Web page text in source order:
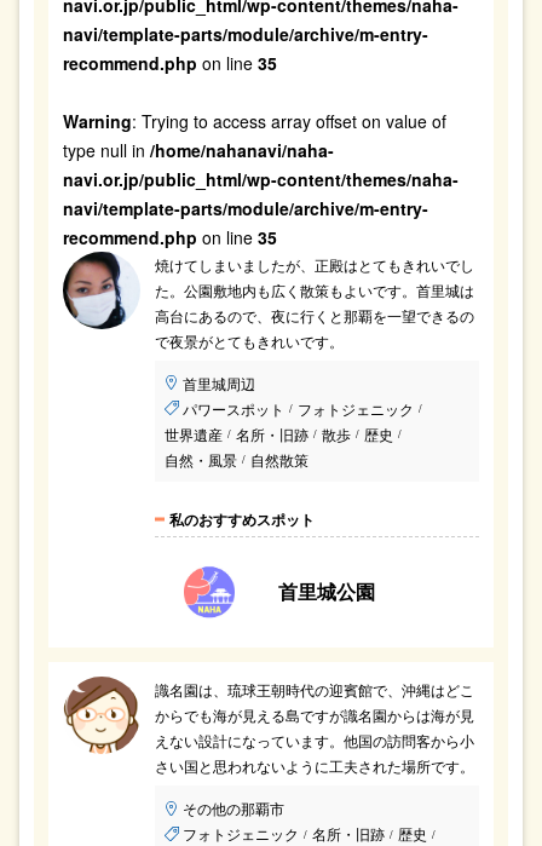
navi/template-parts/module/archive/m-entry-
recommend.php on line 35
Warning: Trying to access array offset on value of
type null in /home/nahanavi/naha-
navi.or.jp/public_html/wp-content/themes/naha-
navi/template-parts/module/archive/m-entry-
recommend.php on line 35
焼けてしまいましたが、正殿はとてもきれいでし
た。公園敷地内も広く散策もよいです。首里城は
高台にあるので、夜に行くと那覇を一望できるの
で夜景がとてもきれいです。
首里城周辺
パワースポット / フォトジェニック /
世界遺産 / 名所・旧跡 / 散歩 / 歴史 /
自然・風景 / 自然散策
私のおすすめスポット
首里城公園
識名園は、琉球王朝時代の迎賓館で、沖縄はどこ
からでも海が見える島ですが識名園からは海が見
えない設計になっています。他国の訪問客から小
さい国と思われないように工夫された場所です。
その他の那覇市
フォトジェニック / 名所・旧跡 / 歴史 /